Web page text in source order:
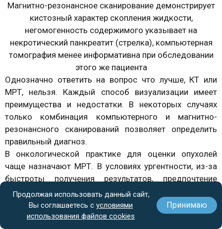
Магнитно-резонансное сканирование демонстрирует
кистозный характер скопления жидкости,
негомогенность содержимого указывает на
некротический панкреатит (стрелка), компьютерная
томография менее информативна при обследовании
этого же пациента
Однозначно ответить на вопрос что лучше, КТ или
МРТ, нельзя. Каждый способ визуализации имеет
преимущества и недостатки. В некоторых случаях
только комбинация компьютерного и магнитно-
резонансного сканирований позволяет определить
правильный диагноз.
В онкологической практике для оценки опухолей
чаще назначают МРТ. В условиях ургентности, из-за
быстроты получения результатов, предпочтение
отдают КТ.
Компьютерная томографиялучше демонстрирует
изменения в костной ткани, состояние сосудов,
Продолжая использовать данный сайт,
Вы соглашаетесь с условиями
использования файлов cookies
Принимаю